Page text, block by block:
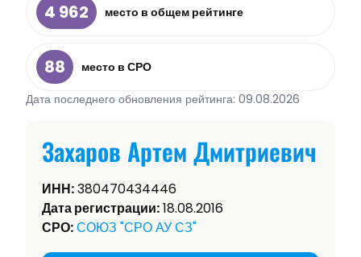
4 962 место в общем рейтинге
88
место в СРО
Дата последнего обновления рейтинга: 09.08.2026
Захаров Артем Дмитриевич
ИНН:380470434446
Дата регистрации:18.08.2016
СРО:СОЮЗ "СРО АУ СЗ"